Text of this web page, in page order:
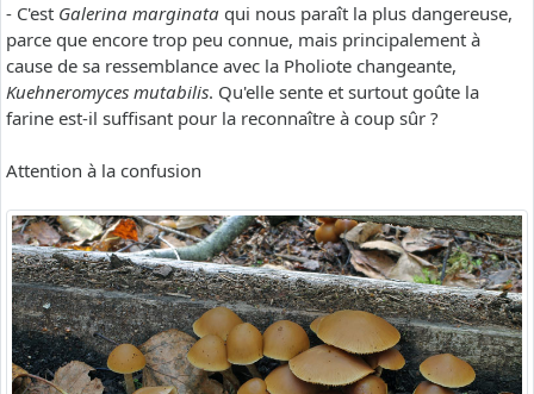
- C'est Galerina marginata qui nous paraît la plus dangereuse,
parce que encore trop peu connue, mais principalement à
cause de sa ressemblance avec la Pholiote changeante,
Kuehneromyces mutabilis. Qu'elle sente et surtout goûte la
farine est-il suffisant pour la reconnaître à coup sûr ?
Attention à la confusion